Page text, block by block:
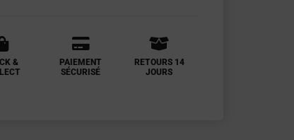
&
PAIEMENT
SÉCURISÉ
RETOURS 14
JOURS